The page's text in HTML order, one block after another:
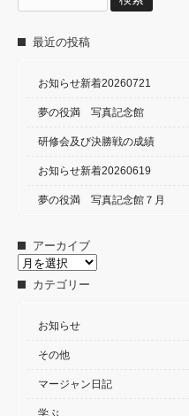
索:
最近の投稿
お知らせ新着20260721
夢の役満 写真記念館
研修会及び決勝戦の成績
お知らせ新着20260619
夢の役満 写真記念館７月
アーカイブ
ア
カテゴリー
お知らせ
その他
マージャン日記
学ぶ